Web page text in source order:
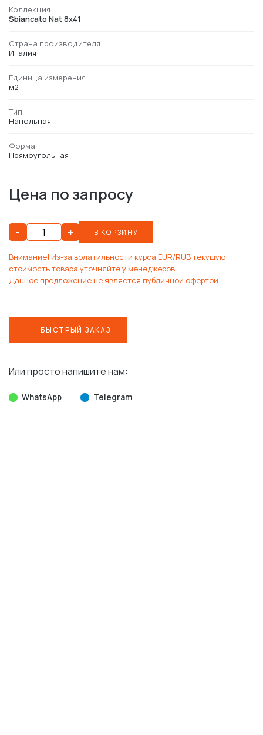
Коллекция
Sbiancato Nat 8x41
Страна производителя
Италия
Единица измерения
м2
Тип
Напольная
Форма
Прямоугольная
Цена по запросу
- + В КОРЗИНУ
Внимание! Из-за волатильности курса EUR/RUB текущую
стоимость товара уточняйте у менеджеров.
Данное предложение не является публичной офертой
БЫСТРЫЙ ЗАКАЗ
Или просто напишите нам:
WhatsApp Telegram